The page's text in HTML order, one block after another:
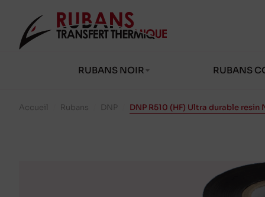
RUBANS NOIR RUBANS
Accueil Rubans DNP DNP R510 (HF) Ultra durable